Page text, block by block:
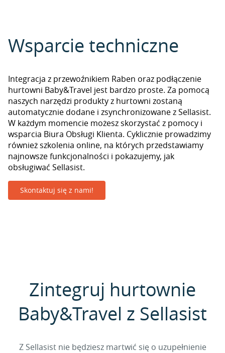
Wsparcie techniczne
Integracja z przewoźnikiem Raben oraz podłączenie
hurtowni Baby&Travel jest bardzo proste. Za pomocą
naszych narzędzi produkty z hurtowni zostaną
automatycznie dodane i zsynchronizowane z Sellasist.
W każdym momencie możesz skorzystać z pomocy i
wsparcia Biura Obsługi Klienta. Cyklicznie prowadzimy
również szkolenia online, na których przedstawiamy
najnowsze funkcjonalności i pokazujemy, jak
obsługiwać Sellasist.
Skontaktuj się z nami!
Zintegruj hurtownie
Baby&Travel z Sellasist
Z Sellasist nie będziesz martwić się o uzupełnienie